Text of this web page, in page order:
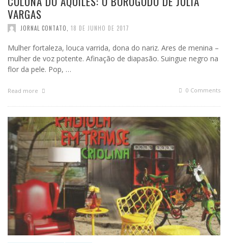
VARGAS
JORNAL CONTATO, 18 DE JUNHO DE 2017
Mulher fortaleza, louca varrida, dona do nariz. Ares de menina –
mulher de voz potente. Afinação de diapasão. Suingue negro na
flor da pele. Pop, …
Read more 0 Comments